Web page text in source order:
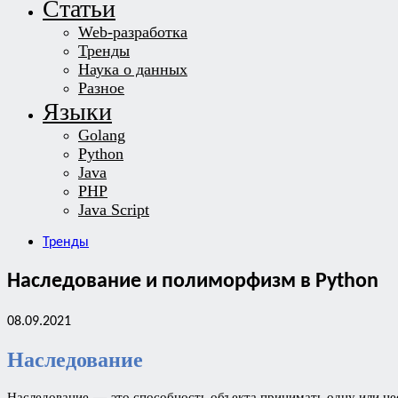
Статьи
Web-разработка
Тренды
Наука о данных
Разное
Языки
Golang
Python
Java
PHP
Java Script
Тренды
Наследование и полиморфизм в Python
08.09.2021
Наследование